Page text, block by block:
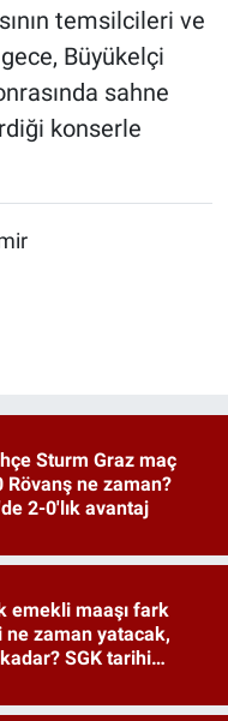
temsilcileri ve
Büyükelçi
sahne
konserle
Sturm Graz maç
Rövanş ne zaman?
2-0'lık avantaj
emekli maaşı fark
ne zaman yatacak,
SGK tarihi